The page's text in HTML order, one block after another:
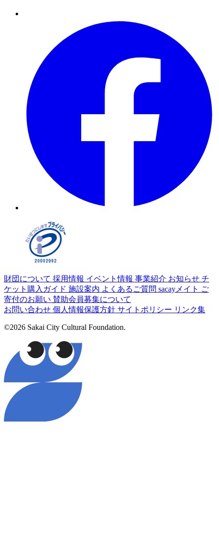
財団について 採用情報 イベント情報 事業紹介 お知らせ チ
ケット購入ガイド 施設案内 よくあるご質問 sacayメイト ご
寄付のお願い 賛助会員募集について
お問い合わせ 個人情報保護方針 サイトポリシー リンク集
©2026 Sakai City Cultural Foundation.